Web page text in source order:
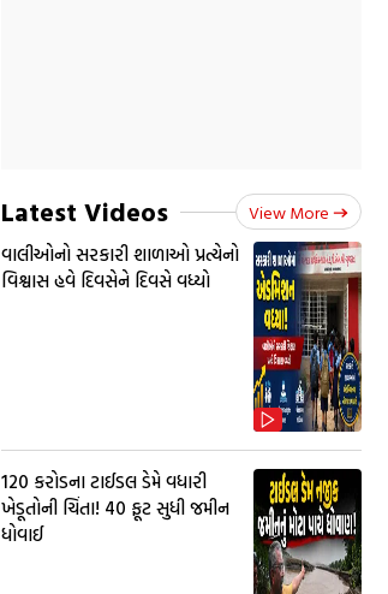
Latest Videos View More
વાલીઓનો સરકારી શાળાઓ પ્રત્યેનો
વિશ્વાસ હવે દિવસેને દિવસે વધ્યો
₹120 કરોડના ટાઈડલ ડેમે વધારી
ખેડૂતોની ચિંતા! 40 ફૂટ સુધી જમીન
ધોવાઈ